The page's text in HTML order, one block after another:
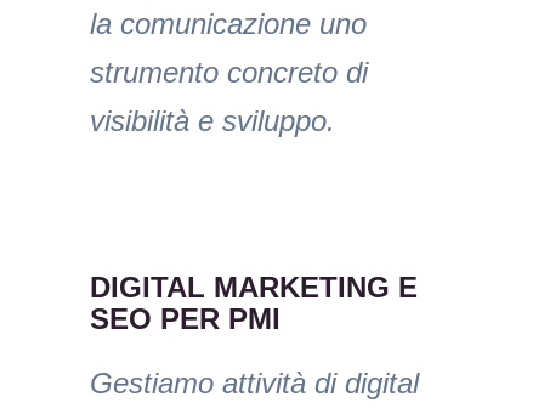
la comunicazione uno
strumento concreto di
visibilità e sviluppo.
DIGITAL MARKETING E
SEO PER PMI
Gestiamo attività di digital